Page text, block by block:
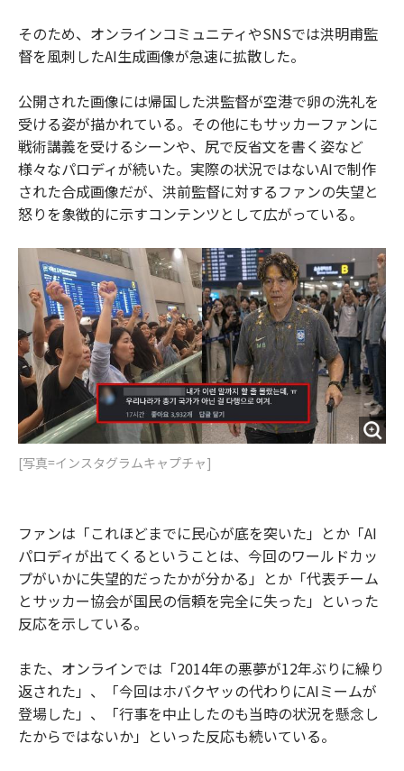
そのため、オンラインコミュニティやSNSでは洪明甫監
督を風刺したAI生成画像が急速に拡散した。
公開された画像には帰国した洪監督が空港で卵の洗礼を
受ける姿が描かれている。その他にもサッカーファンに
戦術講義を受けるシーンや、尻で反省文を書く姿など
様々なパロディが続いた。実際の状況ではないAIで制作
された合成画像だが、洪前監督に対するファンの失望と
怒りを象徴的に示すコンテンツとして広がっている。
[写真=インスタグラムキャプチャ]
ファンは「これほどまでに民心が底を突いた」とか「AI
パロディが出てくるということは、今回のワールドカッ
プがいかに失望的だったかが分かる」とか「代表チーム
とサッカー協会が国民の信頼を完全に失った」といった
反応を示している。
また、オンラインでは「2014年の悪夢が12年ぶりに繰り
返された」、「今回はホバクヤッの代わりにAIミームが
登場した」、「行事を中止したのも当時の状況を懸念し
たからではないか」といった反応も続いている。